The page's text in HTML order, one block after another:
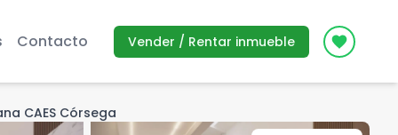
Contacto Vender / Rentar inmueble Icon
CAES Córsega